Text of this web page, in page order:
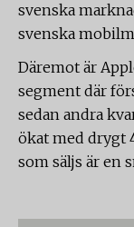
svenska
svenska
Däremot är
segment där
sedan andra
ökat med drygt
som säljs är en